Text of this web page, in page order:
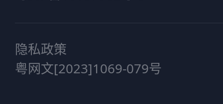
隐私政策
粤网文[2023]1069-079号